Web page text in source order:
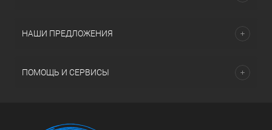
НАШИ ПРЕДЛОЖЕНИЯ
ПОМОЩЬ И СЕРВИСЫ